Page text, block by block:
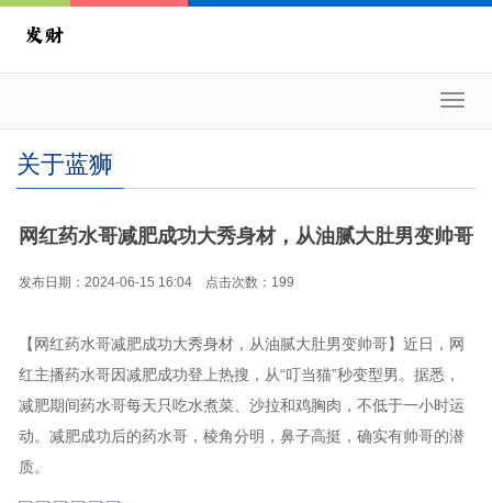
关于蓝狮
网红药水哥减肥成功大秀身材，从油腻大肚男变帅哥
发布日期：2024-06-15 16:04 点击次数：199
【网红药水哥减肥成功大秀身材，从油腻大肚男变帅哥】近日，网
红主播药水哥因减肥成功登上热搜，从“叮当猫”秒变型男。据悉，
减肥期间药水哥每天只吃水煮菜、沙拉和鸡胸肉，不低于一小时运
动。减肥成功后的药水哥，棱角分明，鼻子高挺，确实有帅哥的潜
质。